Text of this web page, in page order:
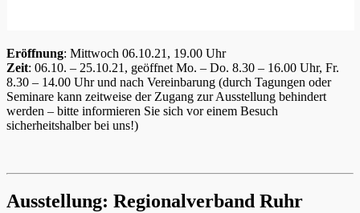
Eröffnung: Mittwoch 06.10.21, 19.00 Uhr
Zeit: 06.10. – 25.10.21, geöffnet Mo. – Do. 8.30 – 16.00 Uhr, Fr.
8.30 – 14.00 Uhr und nach Vereinbarung (durch Tagungen oder
Seminare kann zeitweise der Zugang zur Ausstellung behindert
werden – bitte informieren Sie sich vor einem Besuch
sicherheitshalber bei uns!)
Ausstellung: Regionalverband Ruhr